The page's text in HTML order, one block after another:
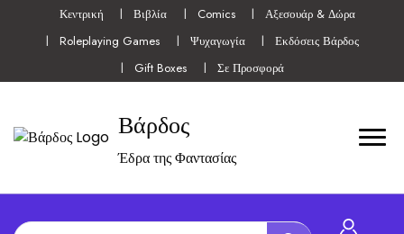
Κεντρική Βιβλία Comics
Αξεσουάρ & Δώρα
Roleplaying Games
Ψυχαγωγία
Εκδόσεις Βάρδος
Gift Boxes
Σε Προσφορά
Βάρδος
Έδρα της Φαντασίας